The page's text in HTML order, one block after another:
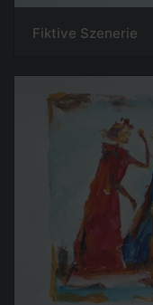
Fiktive Szenerie